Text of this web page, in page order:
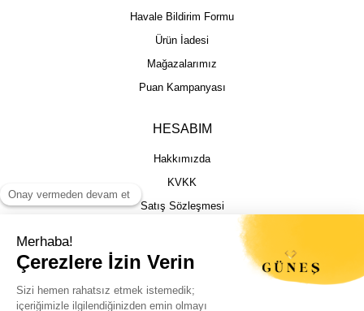
Havale Bildirim Formu
Ürün İadesi
Mağazalarımız
Puan Kampanyası
HESABIM
Hakkımızda
KVKK
Satış Sözleşmesi
İptal İade Şartları
Kargo Takibi